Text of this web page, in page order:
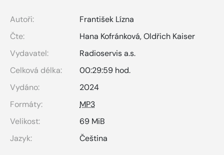
Autoři:
František Lízna
Čte:
Hana Kofránková,Oldřich Kaiser
Vydavatel:
Radioservis a.s.
Celková délka:
00:29:59 hod.
Vydáno:
2024
Formáty:
MP3
Velikost:
69 MiB
Jazyk:
Čeština